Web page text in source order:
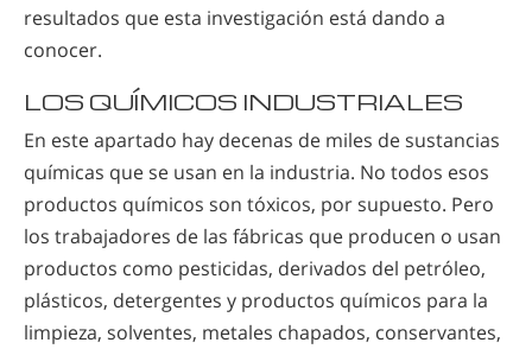
resultados que esta investigación está dando a
conocer.
LOS QUÍMICOS INDUSTRIALES
En este apartado hay decenas de miles de sustancias
químicas que se usan en la industria. No todos esos
productos químicos son tóxicos, por supuesto. Pero
los trabajadores de las fábricas que producen o usan
productos como pesticidas, derivados del petróleo,
plásticos, detergentes y productos químicos para la
limpieza, solventes, metales chapados, conservantes,